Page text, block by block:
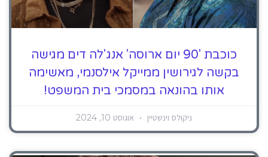
כוכבת '90 יום ארוסה' אנג'לה דים מגישה
בקשה לגירושין ממייקל אילסנמי, מאשימה
אותו בהונאה במסמכי בית המשפט!
ניקולס וינשטיין אוגוסט 10, 2024